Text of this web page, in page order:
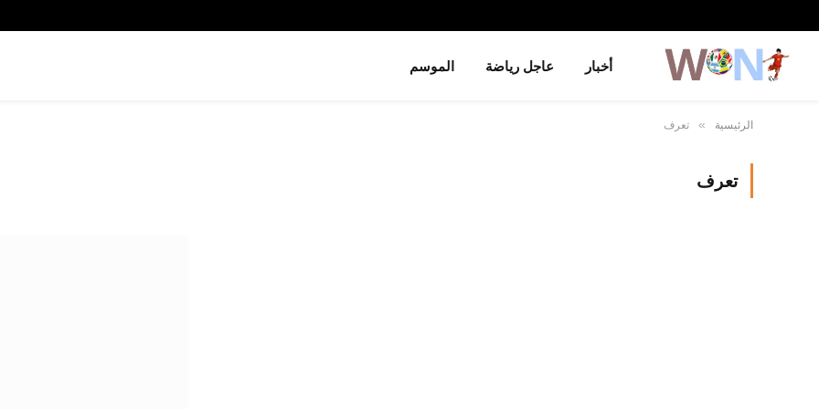
أخبار عاجل رياضة الموسم
الرئيسية » تعرف
تعرف